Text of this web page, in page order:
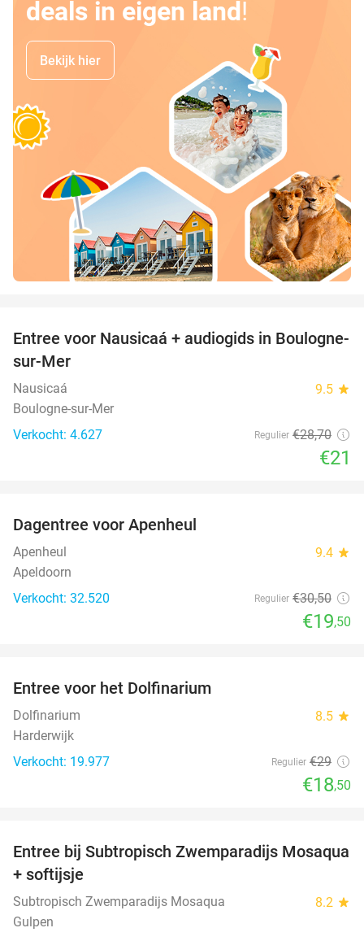
deals in eigen land!
Bekijk hier
27%
Entree voor Nausicaá + audiogids in Boulogne-
sur-Mer
Nausicaá 9.5 star
Boulogne-sur-Mer
Verkocht: 4.627
Regulier €28,70
€21
Dagentree voor Apenheul
Apenheul 9.4 star
Apeldoorn
Verkocht: 32.520
Regulier €30,50
€19,50
Entree voor het Dolfinarium
Dolfinarium 8.5 star
Harderwijk
Verkocht: 19.977
Regulier €29
€18,50
25%
Entree bij Subtropisch Zwemparadijs Mosaqua
+ softijsje
Subtropisch Zwemparadijs Mosaqua 8.2 star
Gulpen